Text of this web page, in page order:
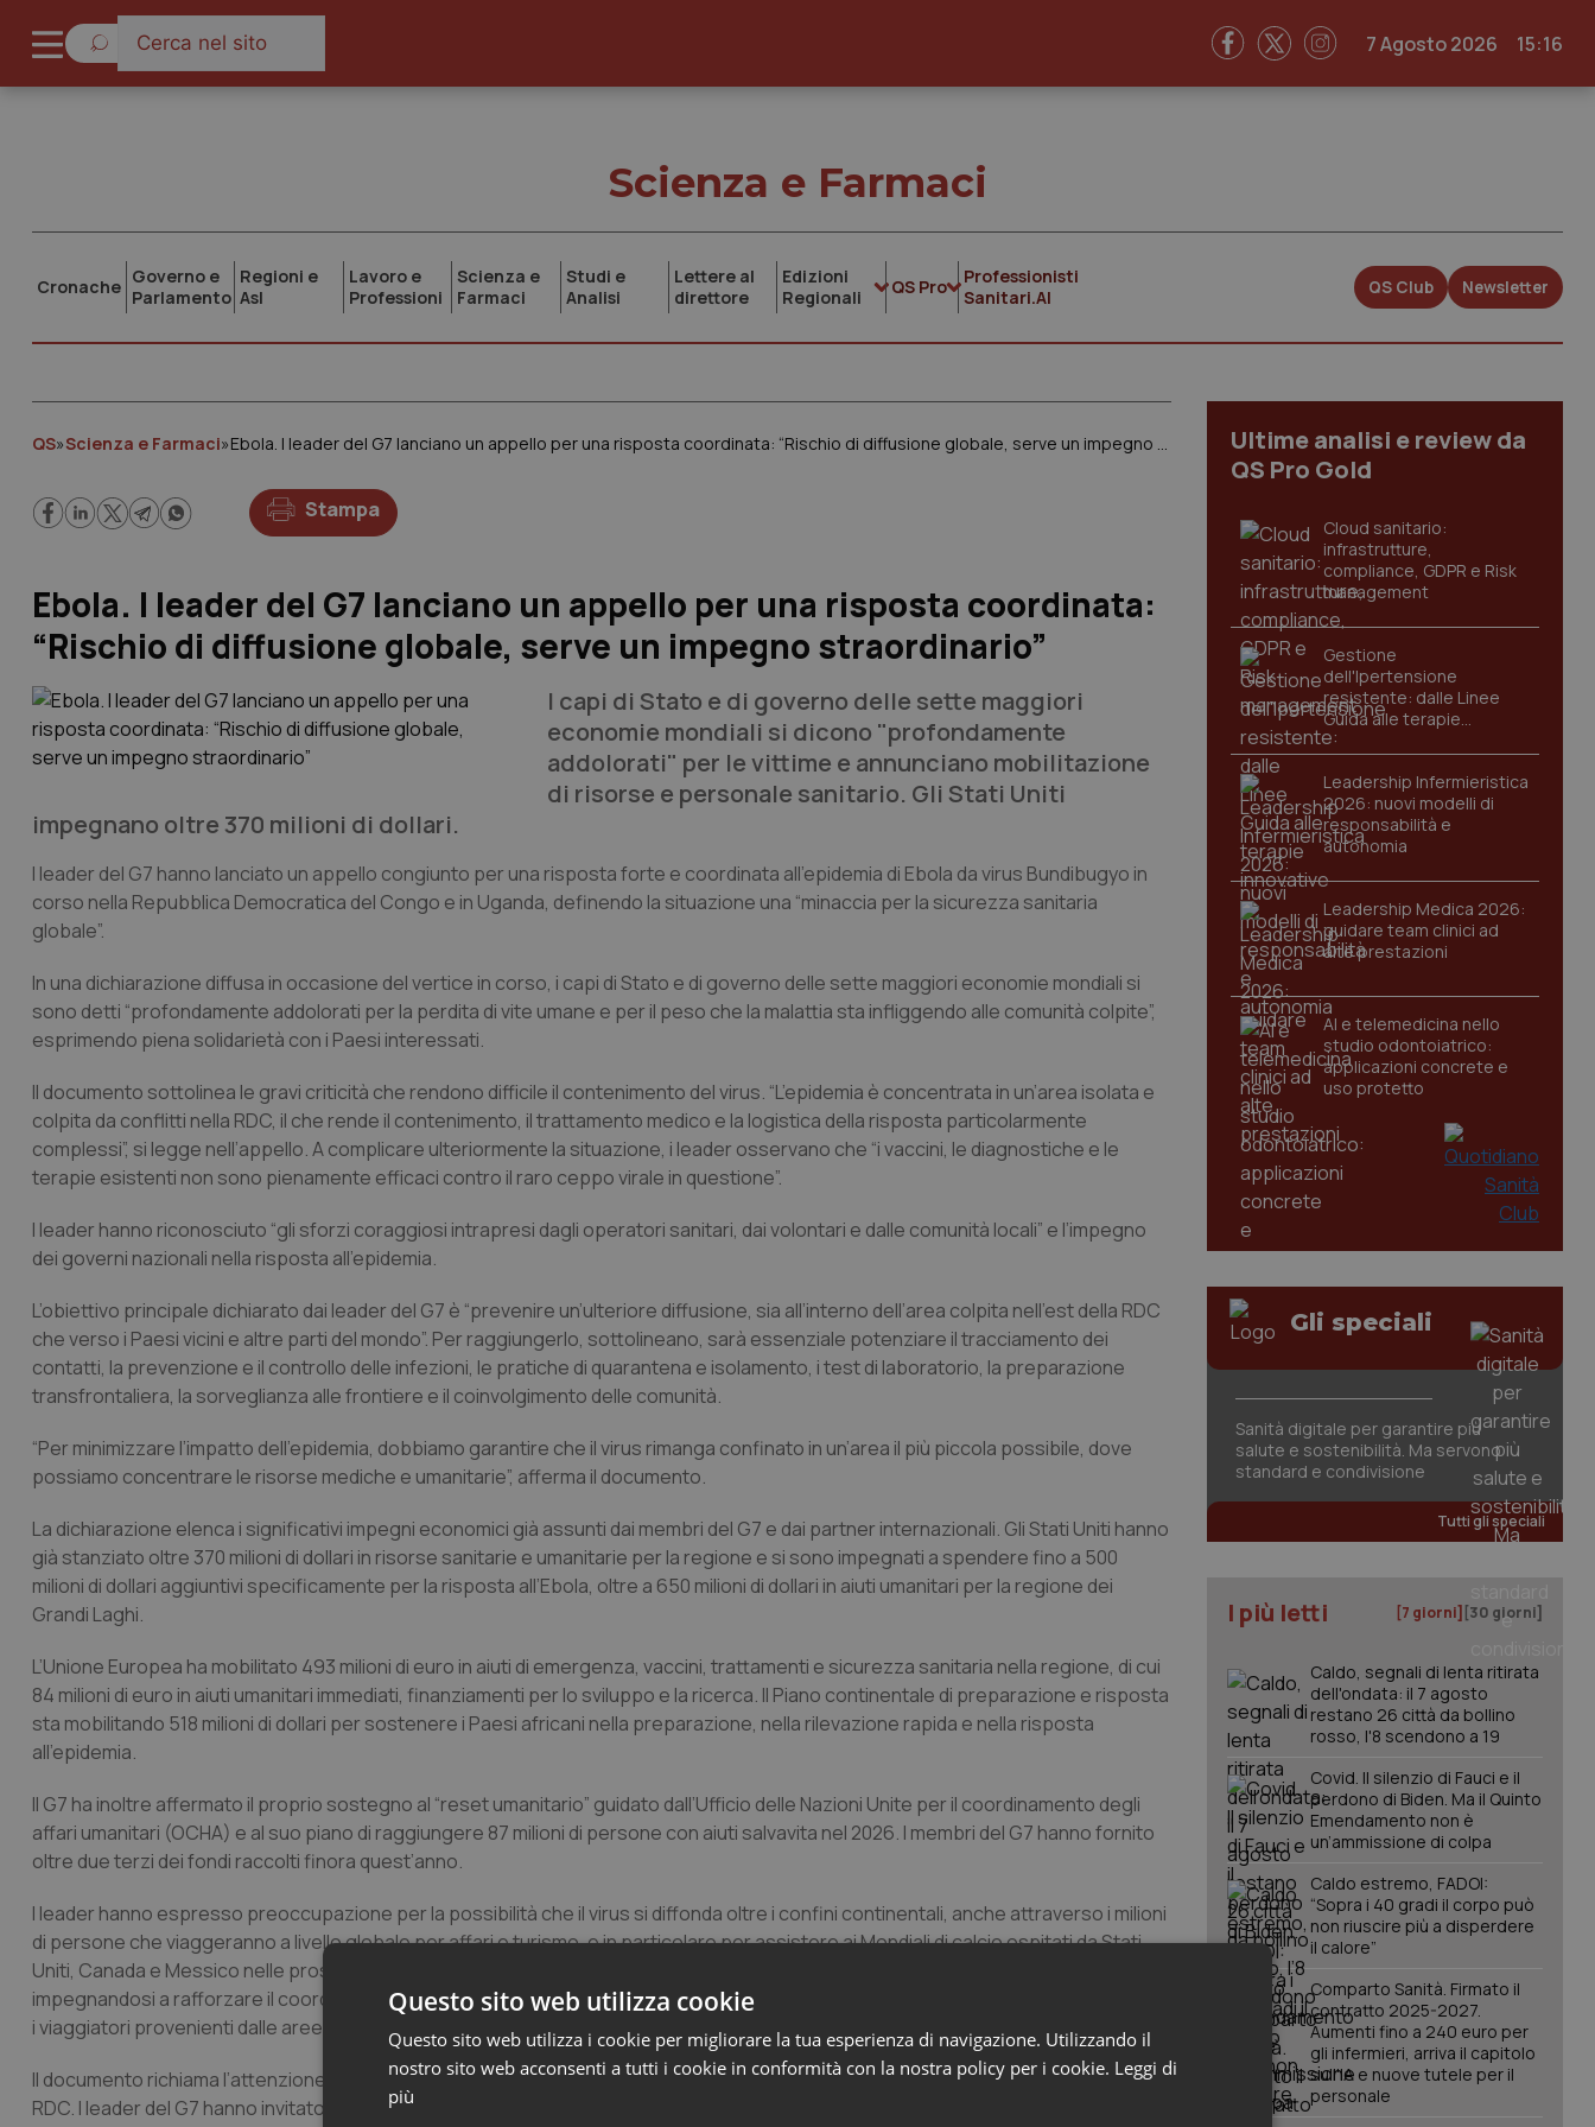
7 Agosto 2026 15:16
Scienza e Farmaci
Cronache Governo e
Parlamento
Regioni e
Asl
Lavoro e
Professioni
Scienza e
Farmaci
Studi e
Analisi
Lettere al
direttore
Edizioni
Regionali
QS Pro
Professionisti
Sanitari.AI
QS Club Newsletter
QS»Scienza e Farmaci» Ebola. I leader del G7 lanciano un appello per una risposta coordinata: “Rischio di diffusione globale, serve un impegno straordinario”
Stampa
Ebola. I leader del G7 lanciano un appello per una risposta coordinata:
“Rischio di diffusione globale, serve un impegno straordinario”
I capi di Stato e di governo delle sette maggiori
economie mondiali si dicono "profondamente
addolorati" per le vittime e annunciano mobilitazione
di risorse e personale sanitario. Gli Stati Uniti
impegnano oltre 370 milioni di dollari.
I leader del G7 hanno lanciato un appello congiunto per una risposta forte e coordinata all’epidemia di Ebola da virus Bundibugyo in
corso nella Repubblica Democratica del Congo e in Uganda, definendo la situazione una “minaccia per la sicurezza sanitaria
globale”.
In una dichiarazione diffusa in occasione del vertice in corso, i capi di Stato e di governo delle sette maggiori economie mondiali si
sono detti “profondamente addolorati per la perdita di vite umane e per il peso che la malattia sta infliggendo alle comunità colpite”,
esprimendo piena solidarietà con i Paesi interessati.
Il documento sottolinea le gravi criticità che rendono difficile il contenimento del virus. “L’epidemia è concentrata in un’area isolata e
colpita da conflitti nella RDC, il che rende il contenimento, il trattamento medico e la logistica della risposta particolarmente
complessi”, si legge nell’appello. A complicare ulteriormente la situazione, i leader osservano che “i vaccini, le diagnostiche e le
terapie esistenti non sono pienamente efficaci contro il raro ceppo virale in questione”.
I leader hanno riconosciuto “gli sforzi coraggiosi intrapresi dagli operatori sanitari, dai volontari e dalle comunità locali” e l’impegno
dei governi nazionali nella risposta all’epidemia.
L’obiettivo principale dichiarato dai leader del G7 è “prevenire un’ulteriore diffusione, sia all’interno dell’area colpita nell’est della RDC
che verso i Paesi vicini e altre parti del mondo”. Per raggiungerlo, sottolineano, sarà essenziale potenziare il tracciamento dei
contatti, la prevenzione e il controllo delle infezioni, le pratiche di quarantena e isolamento, i test di laboratorio, la preparazione
transfrontaliera, la sorveglianza alle frontiere e il coinvolgimento delle comunità.
“Per minimizzare l’impatto dell’epidemia, dobbiamo garantire che il virus rimanga confinato in un’area il più piccola possibile, dove
possiamo concentrare le risorse mediche e umanitarie”, afferma il documento.
La dichiarazione elenca i significativi impegni economici già assunti dai membri del G7 e dai partner internazionali. Gli Stati Uniti hanno
già stanziato oltre 370 milioni di dollari in risorse sanitarie e umanitarie per la regione e si sono impegnati a spendere fino a 500
milioni di dollari aggiuntivi specificamente per la risposta all’Ebola, oltre a 650 milioni di dollari in aiuti umanitari per la regione dei
Grandi Laghi.
L’Unione Europea ha mobilitato 493 milioni di euro in aiuti di emergenza, vaccini, trattamenti e sicurezza sanitaria nella regione, di cui
84 milioni di euro in aiuti umanitari immediati, finanziamenti per lo sviluppo e la ricerca. Il Piano continentale di preparazione e risposta
sta mobilitando 518 milioni di dollari per sostenere i Paesi africani nella preparazione, nella rilevazione rapida e nella risposta
all’epidemia.
Il G7 ha inoltre affermato il proprio sostegno al “reset umanitario” guidato dall’Ufficio delle Nazioni Unite per il coordinamento degli
affari umanitari (OCHA) e al suo piano di raggiungere 87 milioni di persone con aiuti salvavita nel 2026. I membri del G7 hanno fornito
oltre due terzi dei fondi raccolti finora quest’anno.
I leader hanno espresso preoccupazione per la possibilità che il virus si diffonda oltre i confini continentali, anche attraverso i milioni
di persone che viaggeranno a livello globale per affari e turismo, e in particolare per assistere ai Mondiali di calcio ospitati da Stati
Uniti, Canada e Messico nelle prossime settimane. “Dobbiamo garantire che possano farlo in sicurezza”, sottolineano i leader,
impegnandosi a rafforzare il coordinamento tra le autorità nazionali e a lavorare per garantire procedure coerenti e appropriate per
i viaggiatori provenienti dalle aree colpite.
Il documento richiama l’attenzione anche sul fatto che le misure di salute pubblica sono ostacolate dal conflitto in corso nell’est della
RDC. I leader del G7 hanno invitato tutte le parti a onorare i propri impegni e ad attuare pienamente gli Accordi di Washington per la
Ultime analisi e review da
QS Pro Gold
Cloud sanitario:
infrastrutture,
compliance, GDPR e Risk
management
Gestione
dell'Ipertensione
resistente: dalle Linee
Guida alle terapie
innovative
Leadership Infermieristica
2026: nuovi modelli di
responsabilità e
autonomia
Leadership Medica 2026:
guidare team clinici ad
alte prestazioni
AI e telemedicina nello
studio odontoiatrico:
applicazioni concrete e
uso protetto
Gli speciali
Sanità digitale per garantire più
salute e sostenibilità. Ma servono
standard e condivisione
Tutti gli speciali
I più letti [7 giorni] [30 giorni]
Caldo, segnali di lenta ritirata
dell'ondata: il 7 agosto
restano 26 città da bollino
rosso, l'8 scendono a 19
Covid. Il silenzio di Fauci e il
perdono di Biden. Ma il Quinto
Emendamento non è
un’ammissione di colpa
Caldo estremo, FADOI:
“Sopra i 40 gradi il corpo può
non riuscire più a disperdere
il calore”
Comparto Sanità. Firmato il
contratto 2025-2027.
Aumenti fino a 240 euro per
gli infermieri, arriva il capitolo
sull'IA e nuove tutele per il
personale
Questo sito web utilizza cookie
Questo sito web utilizza i cookie per migliorare la tua esperienza di navigazione. Utilizzando il
nostro sito web acconsenti a tutti i cookie in conformità con la nostra policy per i cookie. Leggi di
più